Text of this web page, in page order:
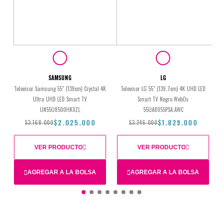
SAMSUNG
Televisor Samsung 55" (139cm) Crystal 4K
Ultra UHD LED Smart TV
UN55U8500HKXZL
$3.168.000$2.025.000
AGREGAR A LA BOLSA
VER PRODUCTO
LG
Televisor LG 55" (139,7cm) 4K UHD LED
Smart TV Negro WebOs
55UA8055PSA.AWC
$3.246.000$1.829.000
AGREGAR A LA BOLSA
VER PRODUCTO